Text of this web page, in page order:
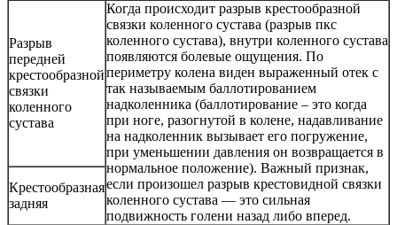
Разрыв
передней
крестообразной
связки
коленного
сустава
Когда происходит разрыв крестообразной
связки коленного сустава (разрыв пкс
коленного сустава), внутри коленного сустава
появляются болевые ощущения. По
периметру колена виден выраженный отек с
так называемым баллотированием
надколенника (баллотирование – это когда
при ноге, разогнутой в колене, надавливание
на надколенник вызывает его погружение,
при уменьшении давления он возвращается в
нормальное положение). Важный признак,
если произошел разрыв крестовидной связки
коленного сустава — это сильная
подвижность голени назад либо вперед.
Крестообразная
задняя